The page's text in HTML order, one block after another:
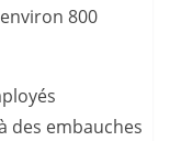
800
des embauches